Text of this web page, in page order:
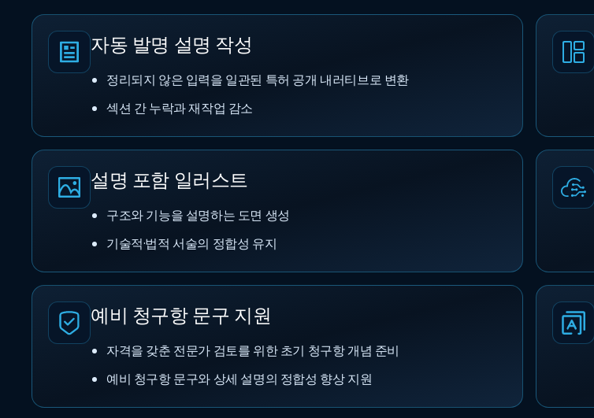
자동 발명 설명 작성
정리되지 않은 입력을 일관된 특허 공개 내러티브로 변환
섹션 간 누락과 재작업 감소
설명 포함 일러스트
구조와 기능을 설명하는 도면 생성
기술적·법적 서술의 정합성 유지
예비 청구항 문구 지원
자격을 갖춘 전문가 검토를 위한 초기 청구항 개념 준비
예비 청구항 문구와 상세 설명의 정합성 향상 지원